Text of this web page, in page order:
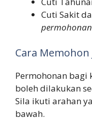
Cuti Sakit
Cara
Permohonan bagi
boleh dilakukan
Sila ikuti arahan
bawah.